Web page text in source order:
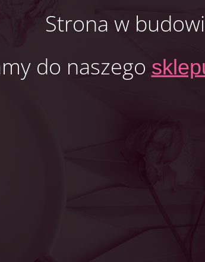
Strona w
do naszego